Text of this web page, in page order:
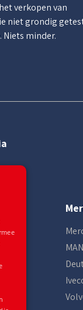
verkopen van
niet grondig
Niets minder.
MAN